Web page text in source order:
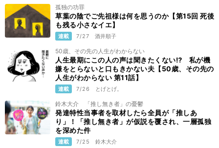
孤独の功罪
草葉の陰でご先祖様は何を思うのか【第15回 死後
も残る小さなイエ】
連載 7/27 酒井順子
50歳、その先の人生がわからない
人生最期にこの人の声は聞きたくない⁉ 私が機
嫌をとらないと口もきかない夫【50歳、その先の
人生がわからない 第11話】
連載 7/26 とげとげ。
鈴木大介 「推し無き者」の憂鬱
発達特性当事者を取材したら全員が「推しあ
り」！「推し無き者」が仮説を覆され、一層孤独
を深めた件
連載 7/25 鈴木大介